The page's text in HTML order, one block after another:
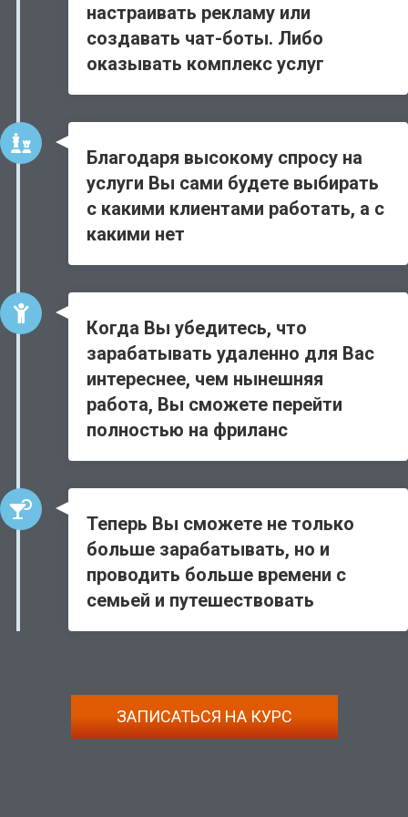
настраивать рекламу или
создавать чат-боты. Либо
оказывать комплекс услуг
Благодаря высокому спросу на
услуги Вы сами будете выбирать
с какими клиентами работать, а с
какими нет
Когда Вы убедитесь, что
зарабатывать удаленно для Вас
интереснее, чем нынешняя
работа, Вы сможете перейти
полностью на фриланс
Теперь Вы сможете не только
больше зарабатывать, но и
проводить больше времени с
семьей и путешествовать
ЗАПИСАТЬСЯ НА КУРС